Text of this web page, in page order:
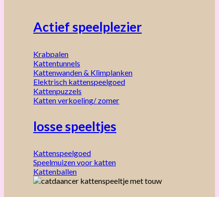
Actief speelplezier
Krabpalen
Kattentunnels
Kattenwanden & Klimplanken
Elektrisch kattenspeelgoed
Kattenpuzzels
Katten verkoeling/ zomer
losse speeltjes
Kattenspeelgoed
Speelmuizen voor katten
Kattenballen